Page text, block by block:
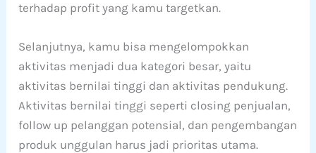
terhadap profit yang kamu targetkan.
Selanjutnya, kamu bisa mengelompokkan
aktivitas menjadi dua kategori besar, yaitu
aktivitas bernilai tinggi dan aktivitas pendukung.
Aktivitas bernilai tinggi seperti closing penjualan,
follow up pelanggan potensial, dan pengembangan
produk unggulan harus jadi prioritas utama.